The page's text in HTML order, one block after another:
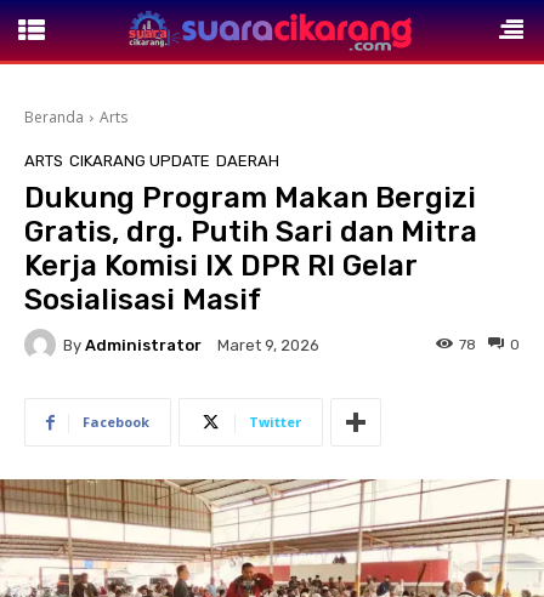
Beranda Arts
ARTS CIKARANG UPDATE DAERAH
Dukung Program Makan Bergizi
Gratis, drg. Putih Sari dan Mitra
Kerja Komisi IX DPR RI Gelar
Sosialisasi Masif
By Administrator Maret 9, 2026 0
78
Facebook Twitter